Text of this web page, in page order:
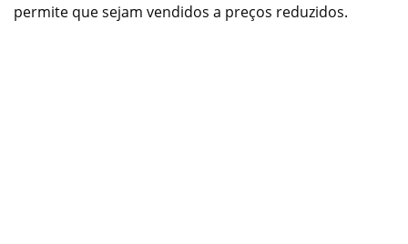
permite que sejam vendidos a preços reduzidos.